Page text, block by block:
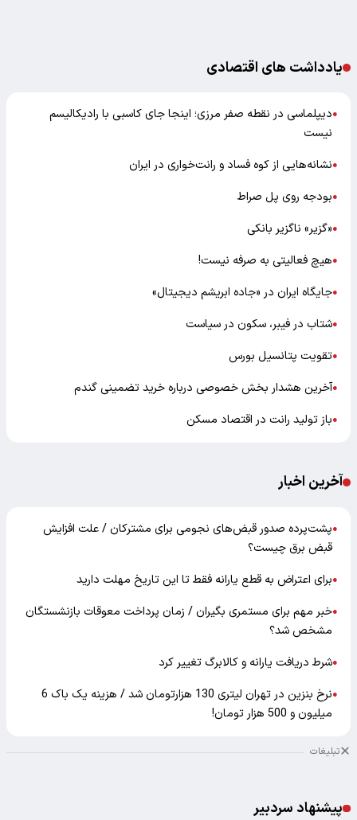
یادداشت های اقتصادی
●دیپلماسی در نقطه صفر مرزی؛ اینجا جای کاسبی با رادیکالیسم
نیست
●نشانه‌هایی از کوه فساد و رانت‌خواری در ایران
●بودجه روی پل صراط
●«گزیر» ناگزیر بانکی
●هیچ فعالیتی به صرفه نیست!
●جایگاه ایران در «جاده ابریشم دیجیتال»
●شتاب در فیبر، سکون در سیاست
●تقویت پتانسیل بورس
●آخرین هشدار بخش خصوصی درباره خرید تضمینی گندم
●باز تولید رانت در اقتصاد مسکن
آخرین اخبار
●پشت‌پرده صدور قبض‌های نجومی برای مشترکان / علت افزایش
قبض برق چیست؟
●برای اعتراض به قطع یارانه فقط تا این تاریخ مهلت دارید
●خبر مهم برای مستمری بگیران / زمان پرداخت معوقات بازنشستگان
مشخص شد؟
●شرط دریافت یارانه و کالابرگ تغییر کرد
●
نرخ بنزین در تهران لیتری 130 هزارتومان شد / هزینه یک باک 6
میلیون و 500 هزار تومان!
تبلیغات
پیشنهاد سردبیر